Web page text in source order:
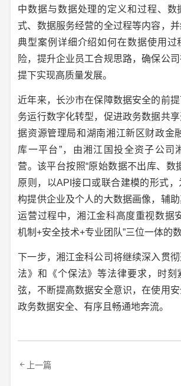
中数据与数据处理的定义和过程、数
式、数据服务经营的全过程等内容，
典型案例详细介绍如何在数据使用过
险，提升企业员工合规思路，确保公
提下实现高质量发展。
近年来，长沙市在保障数据安全的前
务运行数字化转型，促进政务数据共
据资源管理局和湖南湘江新区财政金
库一平台”，由湘江国投全资子公司
营。该平台按照“原始数据不出库、数
原则，以API接口或联合建模的形式
构提供企业及个人的大数据画像，辅
运营过程中，湘江金科高度重视数据
机制+安全技术+专业团队”三位一体的数
下一步，湘江金科公司将继续深入贯
法》和《个保法》等法律要求，时刻
弦，不断提高数据安全意识，在使用
政务数据安全、有序且畅通地奔流。
上一篇